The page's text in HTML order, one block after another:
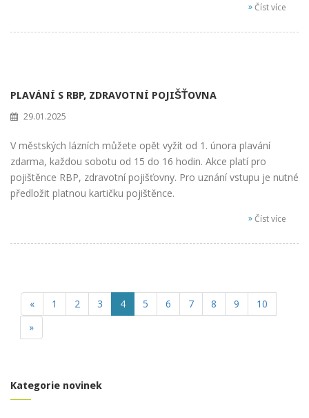
»Číst více
PLAVÁNÍ S RBP, ZDRAVOTNÍ POJIŠŤOVNA
29.01.2025
V městských lázních můžete opět vyžít od 1. února plavání
zdarma, každou sobotu od 15 do 16 hodin. Akce platí pro
pojištěnce RBP, zdravotní pojišťovny. Pro uznání vstupu je nutné
předložit platnou kartičku pojištěnce.
»Číst více
« 1 2 3 4 5 6 7 8 9
10
»
Kategorie novinek